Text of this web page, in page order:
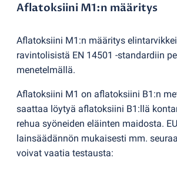
Aflatoksiini M1:n määritys
Aflatoksiini M1:n määritys
ravintolisistä EN 14501 -standardiin
menetelmällä.
Aflatoksiini M1 on aflatoksiini B1:n
saattaa löytyä aflatoksiini B1:llä
rehua syöneiden eläinten maidosta.
lainsäädännön mukaisesti mm.
voivat vaatia testausta: